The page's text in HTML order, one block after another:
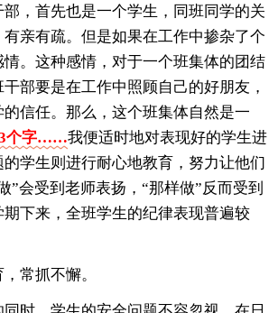
，首先也是一个学生，同班同学的关
亲有疏。但是如果在工作中掺杂了个
情。这种感情，对于一个班集体的团结
部要是在工作中照顾自己的好朋友，
信任。那么，这个班集体自然是一
个字……我便适时地对表现好的学生进
学生则进行耐心地教育，努力让他们
”会受到老师表扬，“那样做”反而受到
下来，全班学生的纪律表现普遍较
常抓不懈。